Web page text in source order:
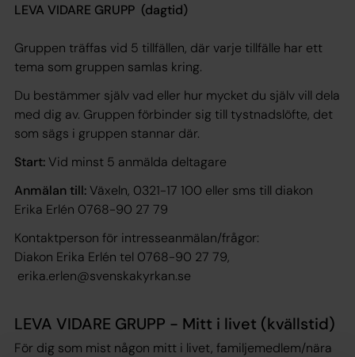
LEVA VIDARE GRUPP (dagtid)
Gruppen träffas vid 5 tillfällen, där varje tillfälle har ett
tema som gruppen samlas kring.
Du bestämmer själv vad eller hur mycket du själv vill dela
med dig av. Gruppen förbinder sig till tystnadslöfte, det
som sägs i gruppen stannar där.
Start: Vid minst 5 anmälda deltagare
Anmälan till: Växeln, 0321-17 100 eller sms till diakon
Erika Erlén 0768-90 27 79
Kontaktperson för intresseanmälan/frågor:
Diakon Erika Erlén tel 0768-90 27 79,
erika.erlen@svenskakyrkan.se
LEVA VIDARE GRUPP - Mitt i livet (kvällstid)
För dig som mist någon mitt i livet, familjemedlem/nära